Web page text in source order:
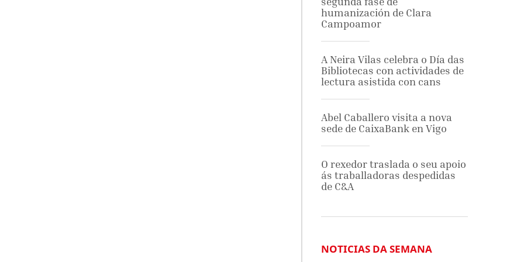
humanización de Clara
Campoamor
A Neira Vilas celebra o Día das
Bibliotecas con actividades de
lectura asistida con cans
Abel Caballero visita a nova
sede de CaixaBank en Vigo
O rexedor traslada o seu apoio
ás traballadoras despedidas
de C&A
NOTICIAS DA SEMANA